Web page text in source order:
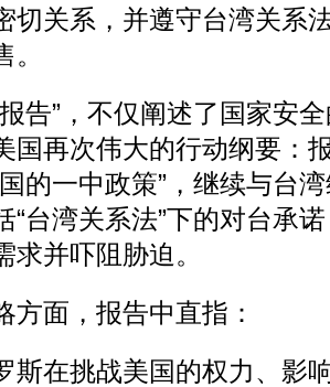
切关系，并遵守台湾关系
告”，不仅阐述了国家安
国再次伟大的行动纲要：
的一中政策”，继续与台
“台湾关系法”下的对台承
求并吓阻胁迫。
方面，报告中直指：
斯在挑战美国的权力、影